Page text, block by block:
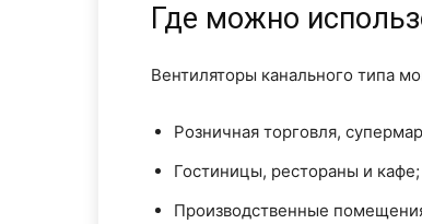
Где можно
Вентиляторы канального типа
Розничная торговля,
Гостиницы, рестораны и кафе;
Производственные